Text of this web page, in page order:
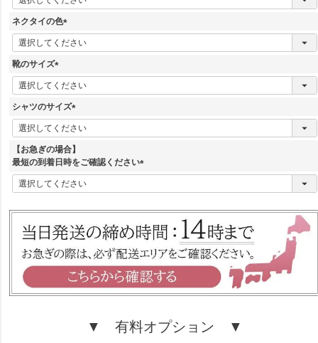
必
須
)
ネクタイの色
(
必
)
靴のサイズ
(
必
須
)
シャツのサイズ
(
必
須
)
【お急ぎの場合】
最短の到着日時をご確認ください
(
必
▼ 有料オプション ▼